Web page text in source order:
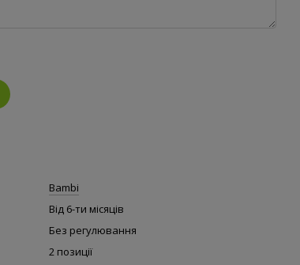
Bambi
Від 6-ти місяців
Без регулювання
2 позиції